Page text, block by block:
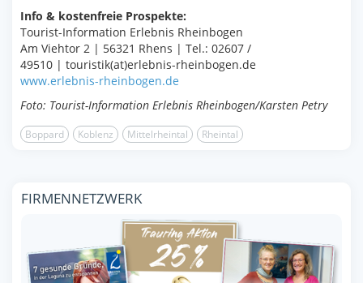
Info & kostenfreie Prospekte:
Tourist-Information Erlebnis Rheinbogen
Am Viehtor 2 | 56321 Rhens | Tel.: 02607 /
49510 | touristik(at)erlebnis-rheinbogen.de
www.erlebnis-rheinbogen.de
Foto: Tourist-Information Erlebnis Rheinbogen/Karsten Petry
Boppard Koblenz Mittelrheintal Rheintal
FIRMENNETZWERK